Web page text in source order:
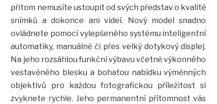
přitom nemusíte ustoupit od svých představ o kvalitě
snímků a dokonce ani videí. Nový model snadno
ovládnete pomocí vylepšeného systému inteligentní
automatiky, manuálně či přes velký dotykový displej.
Na jeho rozsáhlou funkční výbavu včetně výkonného
vestavěného blesku a bohatou nabídku výměnných
objektivů pro každou fotografickou příležitost si
zvyknete rychle. Jeho permanentní přítomnost vás